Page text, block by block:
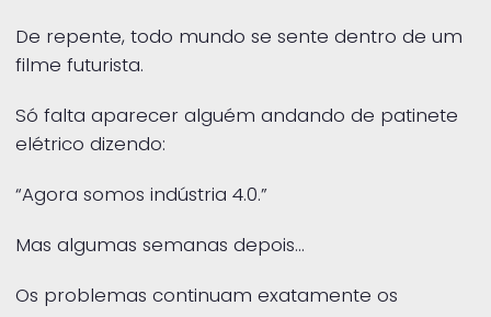
De repente, todo mundo se sente dentro de um
filme futurista.
Só falta aparecer alguém andando de patinete
elétrico dizendo:
“Agora somos indústria 4.0.”
Mas algumas semanas depois…
Os problemas continuam exatamente os